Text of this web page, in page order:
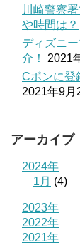
川崎警察
や時間は？
ディズニ
介！
2021
Cポンに登
2021年9月
アーカイブ
2024年
1月 (4)
2023年
2022年
2021年